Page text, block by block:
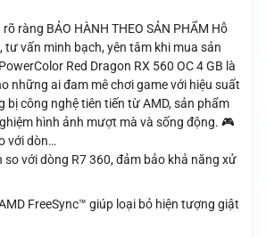
ràng BẢO HÀNH THEO SẢN PHẨM Hỗ
vấn minh bạch, yên tâm khi mua sản
Red Dragon RX 560 OC 4 GB là
những ai đam mê chơi game với hiệu suất
công nghệ tiên tiến từ AMD, sản phẩm
hình ảnh mượt mà và sống động. 🎮
với dòn…
với dòng R7 360, đảm bảo khả năng xử
FreeSync™ giúp loại bỏ hiện tượng giật